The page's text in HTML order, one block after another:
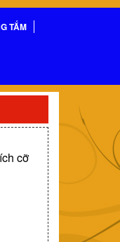
TẮM
cỡ